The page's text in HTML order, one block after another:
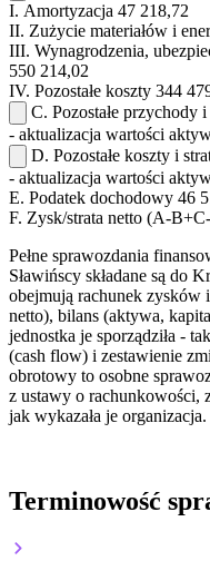
I. Amortyzacja 47 218,72
II. Zużycie materiałów i
III. Wynagrodzenia,
550 214,02
IV. Pozostałe koszty 344
C. Pozostałe przychody
- aktualizacja wartości
D. Pozostałe koszty i
- aktualizacja wartości
E. Podatek dochodowy 46
F. Zysk/strata netto (A-
Pełne sprawozdania
Sławińscy składane są do
obejmują rachunek zysków
netto), bilans (aktywa,
jednostka je sporządziła -
(cash flow) i zestawienie
obrotowy to osobne
z ustawy o rachunkowości,
jak wykazała je organizacja.
Terminowość